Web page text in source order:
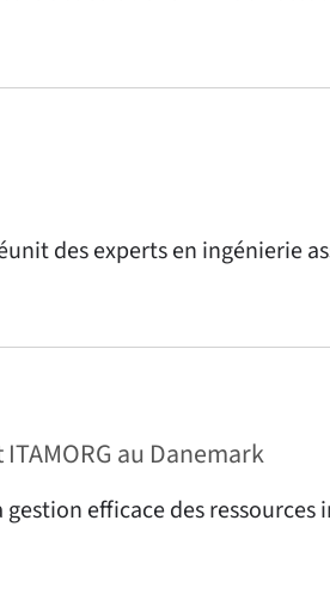
des experts en ingénierie
au Danemark
efficace des